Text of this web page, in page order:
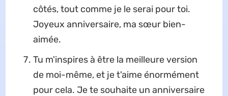
côtés, tout comme je le serai pour toi.
Joyeux anniversaire, ma sœur bien-
aimée.
Tu m'inspires à être la meilleure version
de moi-même, et je t'aime énormément
pour cela. Je te souhaite un anniversaire